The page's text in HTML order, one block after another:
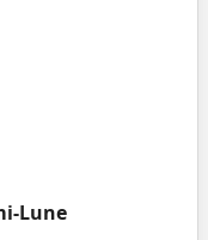
Lune